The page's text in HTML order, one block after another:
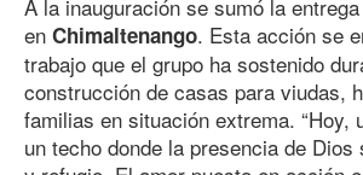
A la inauguración se sumó la
en Chimaltenango. Esta acción se
trabajo que el grupo ha sostenido
construcción de casas para viudas,
familias en situación extrema. “Hoy,
un techo donde la presencia de Dios